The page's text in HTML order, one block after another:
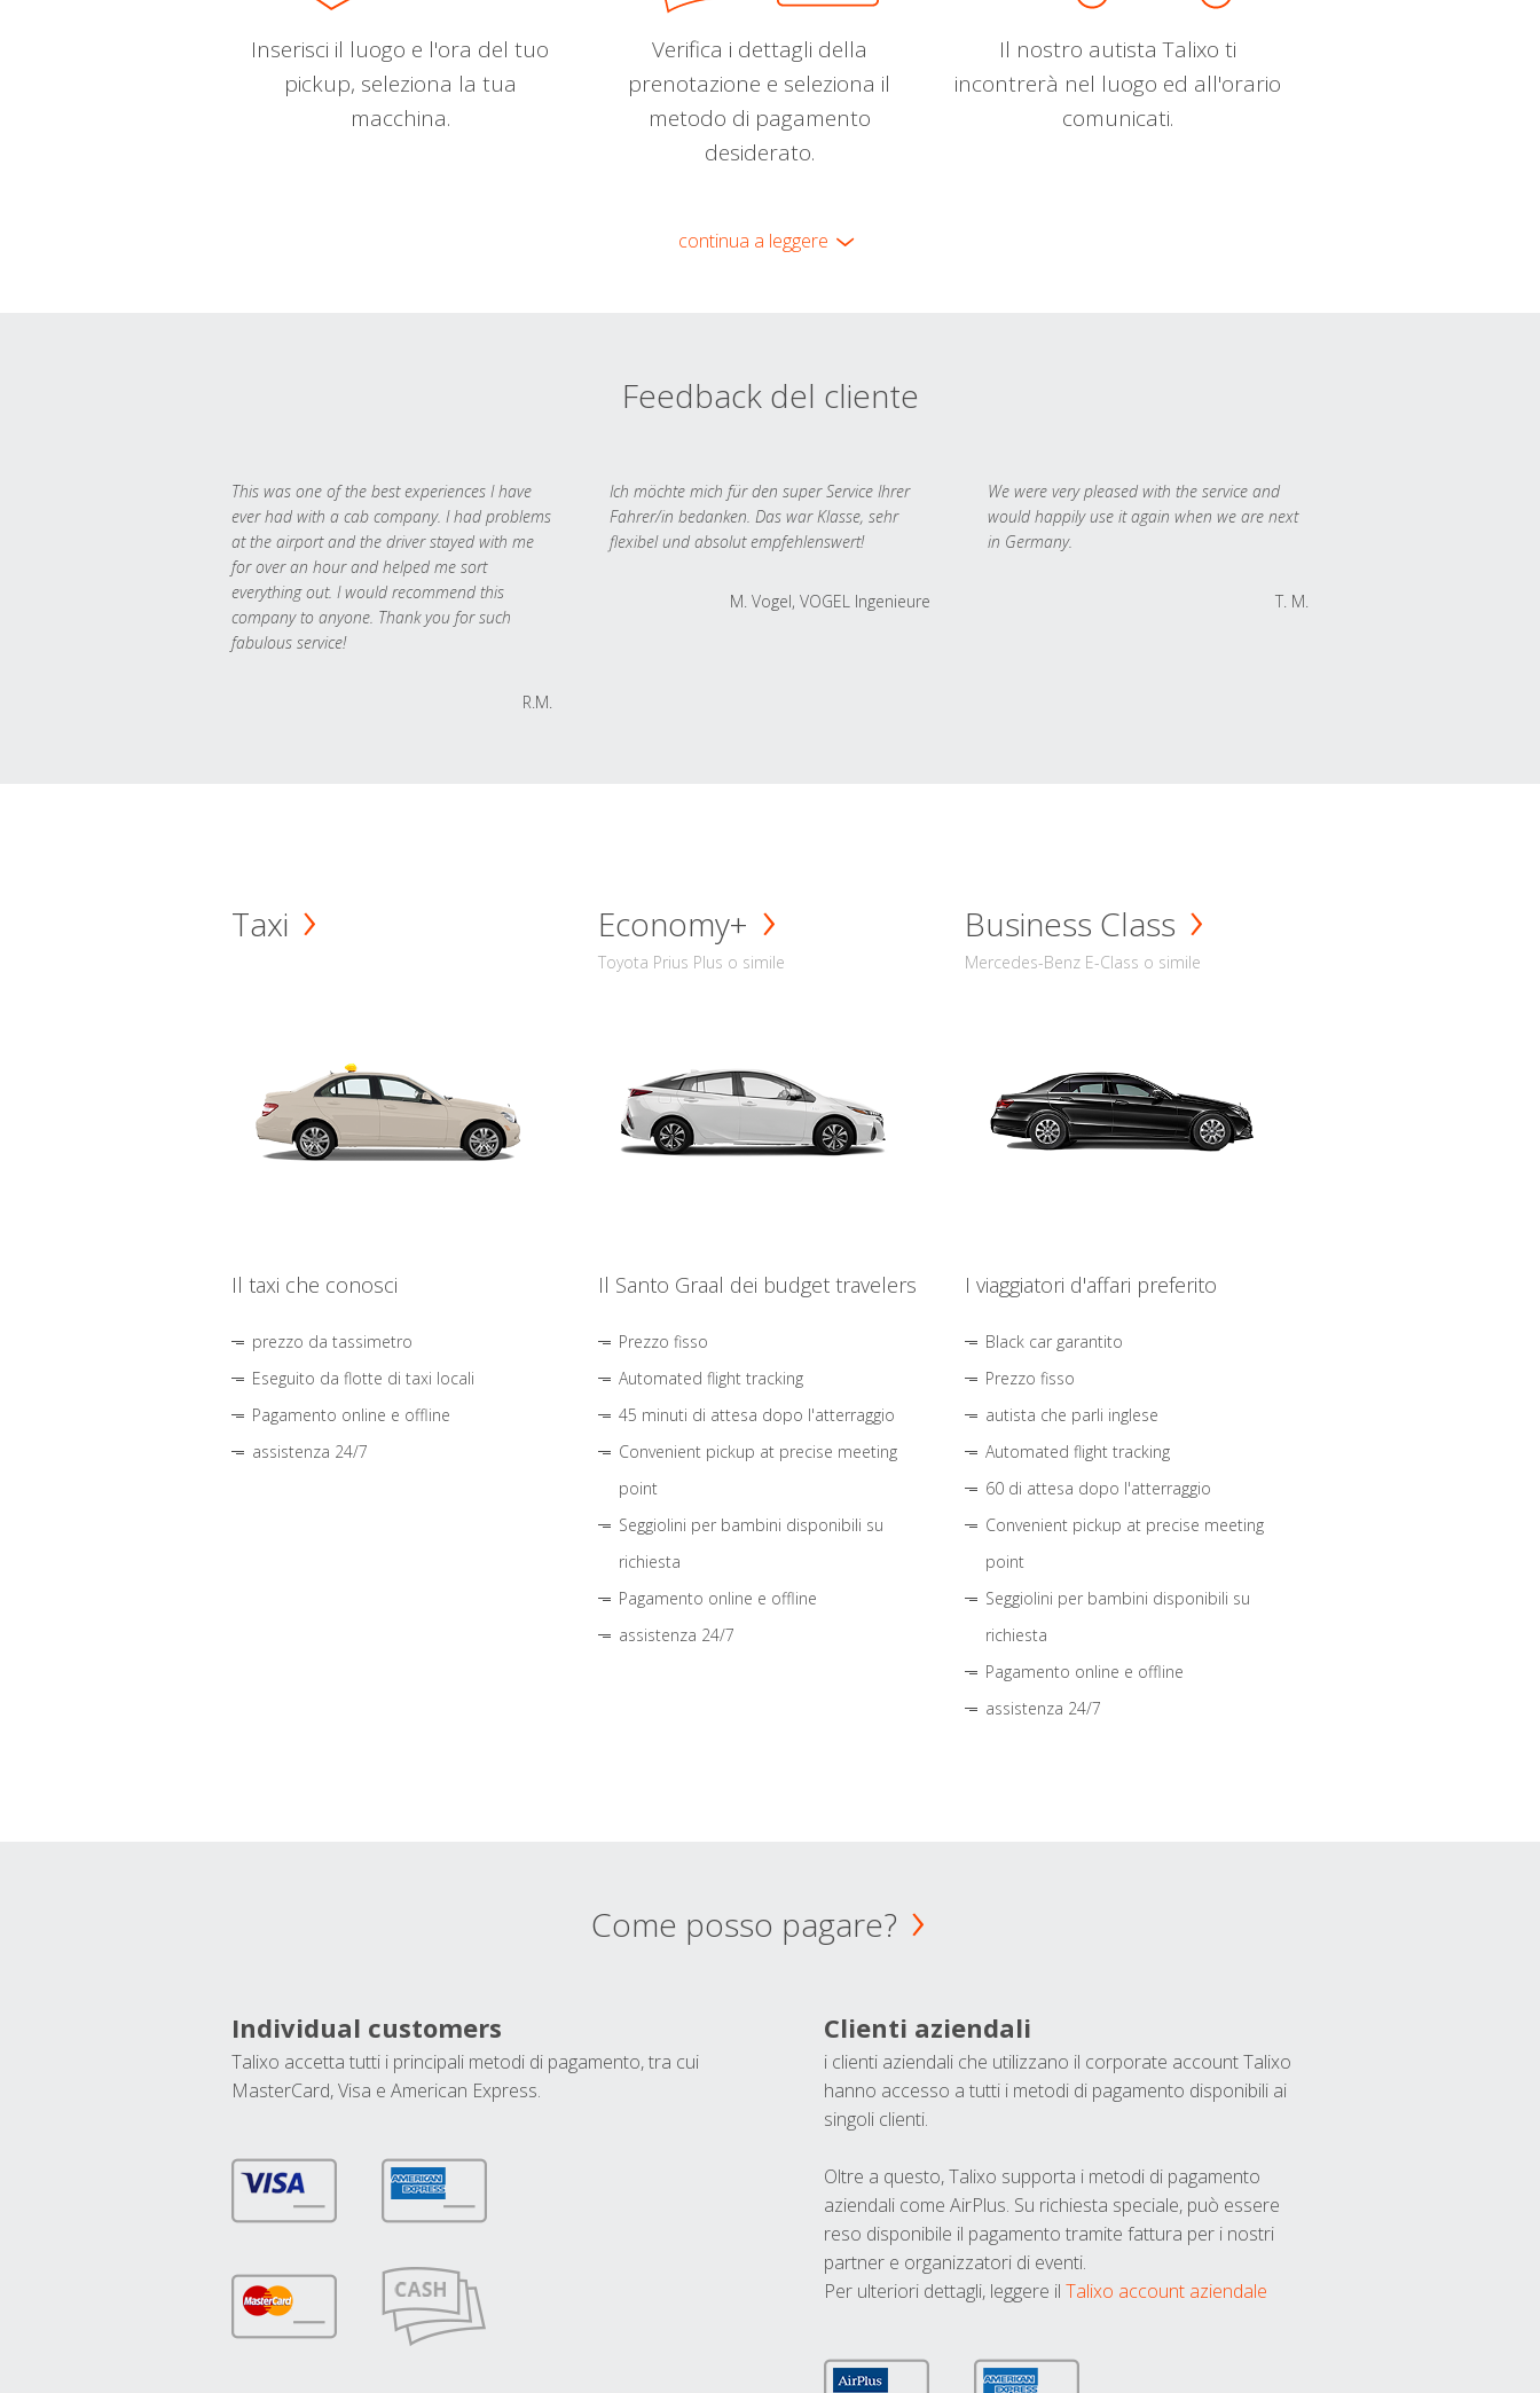
Inserisci il luogo e l'ora del tuo
pickup, seleziona la tua
macchina.
Verifica i dettagli della
prenotazione e seleziona il
metodo di pagamento
desiderato.
Il nostro autista Talixo ti
incontrerà nel luogo ed all'orario
comunicati.
continua a leggere
Feedback del cliente
This was one of the best experiences I have
ever had with a cab company. I had problems
at the airport and the driver stayed with me
for over an hour and helped me sort
everything out. I would recommend this
company to anyone. Thank you for such
fabulous service!
R.M.
Ich möchte mich für den super Service Ihrer
Fahrer/in bedanken. Das war Klasse, sehr
flexibel und absolut empfehlenswert!
M. Vogel, VOGEL Ingenieure
We were very pleased with the service and
would happily use it again when we are next
in Germany.
T. M.
Taxi
Il taxi che conosci
prezzo da tassimetro
Eseguito da flotte di taxi locali
Pagamento online e offline
assistenza 24/7
Economy+
Toyota Prius Plus o simile
Il Santo Graal dei budget travelers
Prezzo fisso
Automated flight tracking
45 minuti di attesa dopo l'atterraggio
Convenient pickup at precise meeting
point
Seggiolini per bambini disponibili su
richiesta
Pagamento online e offline
assistenza 24/7
Business Class
Mercedes-Benz E-Class o simile
I viaggiatori d'affari preferito
Black car garantito
Prezzo fisso
autista che parli inglese
Automated flight tracking
60 di attesa dopo l'atterraggio
Convenient pickup at precise meeting
point
Seggiolini per bambini disponibili su
richiesta
Pagamento online e offline
assistenza 24/7
Come posso pagare?
Individual customers
Talixo accetta tutti i principali metodi di pagamento, tra cui
MasterCard, Visa e American Express.
Clienti aziendali
i clienti aziendali che utilizzano il corporate account Talixo
hanno accesso a tutti i metodi di pagamento disponibili ai
singoli clienti.
Oltre a questo, Talixo supporta i metodi di pagamento
aziendali come AirPlus. Su richiesta speciale, può essere
reso disponibile il pagamento tramite fattura per i nostri
partner e organizzatori di eventi.
Per ulteriori dettagli, leggere il Talixo account aziendale